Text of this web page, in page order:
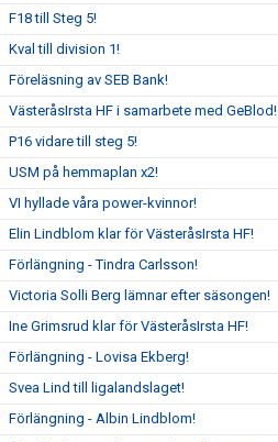
F18 till Steg 5!
Kval till division 1!
Föreläsning av SEB Bank!
VästeråsIrsta HF i samarbete med GeBlod!
P16 vidare till steg 5!
USM på hemmaplan x2!
VI hyllade våra power-kvinnor!
Elin Lindblom klar för VästeråsIrsta HF!
Förlängning - Tindra Carlsson!
Victoria Solli Berg lämnar efter säsongen!
Ine Grimsrud klar för VästeråsIrsta HF!
Förlängning - Lovisa Ekberg!
Svea Lind till ligalandslaget!
Förlängning - Albin Lindblom!